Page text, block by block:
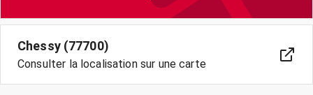
Chessy (77700)
Consulter la localisation sur une carte